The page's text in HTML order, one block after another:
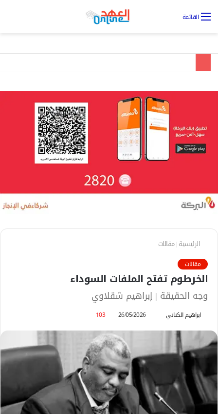
القائمة
الرئيسية|مقالات
مقالات
الخرطوم تفتح الملفات السوداء
وجه الحقيقة | إبراهيم شقلاوي
ابراهيم الكناني
ي
د
26/05/2026
103